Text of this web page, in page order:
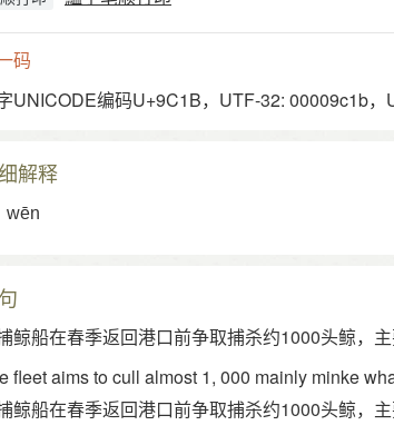
码
UNICODE编码U+9C1B，UTF-32: 00009c1b，
解释
wēn
鲸船在春季返回港口前争取捕杀约1000头鲸，主
fleet aims to cull almost 1, 000 mainly minke
鲸船在春季返回港口前争取捕杀约1000头鲸，主